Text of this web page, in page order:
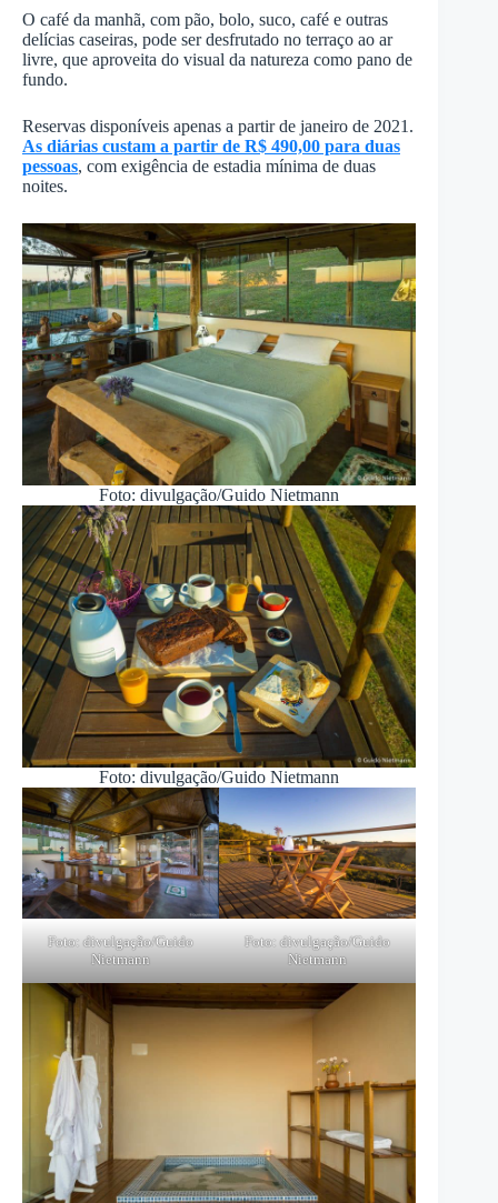
O café da manhã, com pão, bolo, suco, café e outras
delícias caseiras, pode ser desfrutado no terraço ao ar
livre, que aproveita do visual da natureza como pano de
fundo.
Reservas disponíveis apenas a partir de janeiro de 2021.
As diárias custam a partir de R$ 490,00 para duas
pessoas, com exigência de estadia mínima de duas
noites.
Foto: divulgação/Guido Nietmann
Foto: divulgação/Guido Nietmann
Foto: divulgação/Guido
Nietmann
Foto: divulgação/Guido
Nietmann